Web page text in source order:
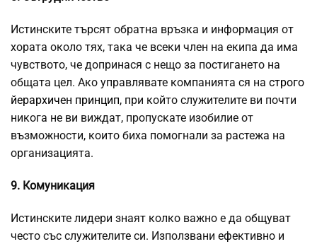
Истинските търсят обратна връзка и информация от
хората около тях, така че всеки член на екипа да има
чувството, че допринася с нещо за постигането на
общата цел. Ако управлявате компанията ся на строго
йерархичен принцип, при който служителите ви почти
никога не ви виждат, пропускате изобилие от
възможности, които биха помогнали за растежа на
организацията.
9. Комуникация
Истинските лидери знаят колко важно е да общуват
често със служителите си. Използвани ефективно и